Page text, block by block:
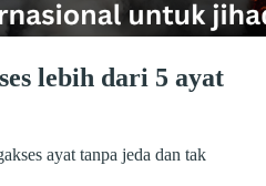
lebih dari 5 ayat
ayat tanpa jeda dan tak